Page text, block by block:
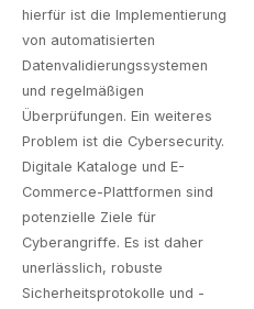
hierfür ist die Implementierung
von automatisierten
Datenvalidierungssystemen
und regelmäßigen
Überprüfungen. Ein weiteres
Problem ist die Cybersecurity.
Digitale Kataloge und E-
Commerce-Plattformen sind
potenzielle Ziele für
Cyberangriffe. Es ist daher
unerlässlich, robuste
Sicherheitsprotokolle und -